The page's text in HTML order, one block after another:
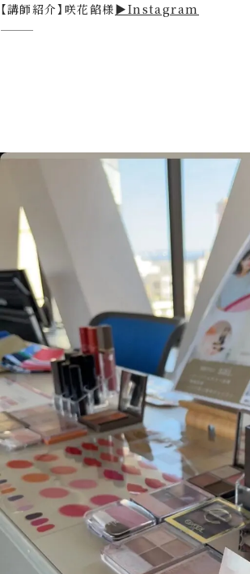
【講師紹介】咲花餡様▶Instagram
⸻